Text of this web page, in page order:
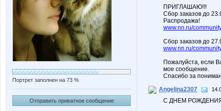
Портрет заполнен на 73 %
Отправить приватное сообщение
ПРИГЛАШАЮ!!!
Сбор заказов до
Распродажа!
www.nn.ru/
Сбор заказов до
www.nn.ru/
Пожалуйста, если
мое сообщение.
Спасибо за
Angelina2307
С ДНЕМ